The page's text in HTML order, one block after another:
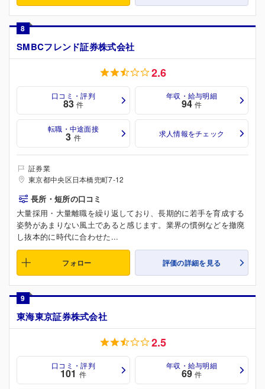
8
SMBCフレンド証券株式会社
2.6
口コミ・評判
83 件
年収・給与明細
94 件
転職・中途面接
3 件 求人情報をチェック
証券業
東京都中央区日本橋兜町7-12
長所・短所の口コミ
大量採用・大量離職を繰り返しており、長期的に若手を育成する
姿勢があまりない風土であると感じます。業界の慣例などを撤廃
し抜本的に時代に合わせた...
フォロー 評価の詳細を見る
9
東海東京証券株式会社
2.5
口コミ・評判
101 件
年収・給与明細
69 件